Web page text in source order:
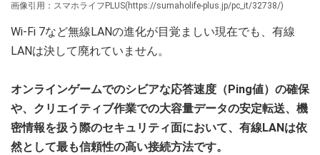
画像引用：スマホライフPLUS(https://sumaholife-plus.jp/pc_it/32738/)
Wi-Fi 7など無線LANの進化が目覚ましい現在でも、有線
LANは決して廃れていません。
オンラインゲームでのシビアな応答速度（Ping値）の確保
や、クリエイティブ作業での大容量データの安定転送、機
密情報を扱う際のセキュリティ面において、有線LANは依
然として最も信頼性の高い接続方法です。